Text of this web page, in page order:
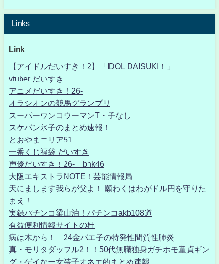
Links
Link
【アイドルだいすき！2】「IDOL DAISUKI！」
vtuber だいすき
アニメだいすき！26-
オラシオンの競馬グランプリ
スーパーウンコウーマンT・子なし
スケバン氷子のまとめ速報！
とおやまエリア51
一番くじ福袋 だいすき
声優だいすき！26- bnk46
大阪エキストラNOTE！芸能情報局
天にまします我らが父よ！ 願わくはわがドル円を守りた
まえ！
実録パチンコ梁山泊！パチンコakb108道
有益便利情報サイトの杜
病は木から！ 24金バエ子の特発性間質性肺炎
真・モリタダッフル2！！50代無職独身ガチホモ童貞ギン
グ・ゲイなー女装子オネエ的まとめ速報